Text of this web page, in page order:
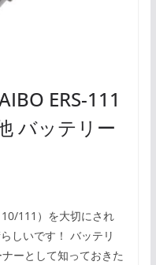
ERS-111
バッテリー
111）を大切にされ
しいです！ バッテリ
ーとして知っておきた